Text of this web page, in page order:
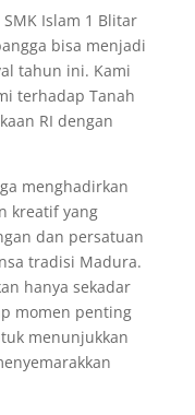
Islam 1 Blitar
bisa menjadi
tahun ini. Kami
terhadap Tanah
RI dengan
menghadirkan
kreatif yang
dan persatuan
tradisi Madura.
hanya sekadar
momen penting
menunjukkan